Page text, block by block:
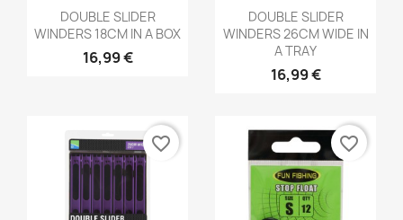
Aperçu rapide
DOUBLE SLIDER
WINDERS 18CM IN A BOX
16,99 €
Aperçu rapide
DOUBLE SLIDER
WINDERS 26CM WIDE IN
A TRAY
16,99 €
favorite_border favorite_border